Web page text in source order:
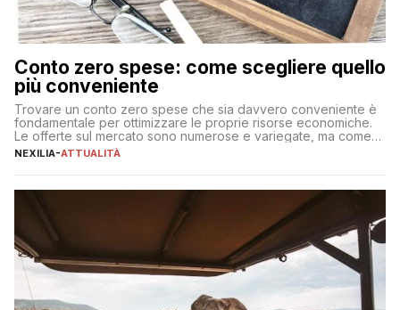
Conto zero spese: come scegliere quello
più conveniente
Trovare un conto zero spese che sia davvero conveniente è
fondamentale per ottimizzare le proprie risorse economiche.
Le offerte sul mercato sono numerose e variegate, ma come
individuare quella più adatta alle proprie esigenze senza
sul […]
NEXILIA-ATTUALITÀ